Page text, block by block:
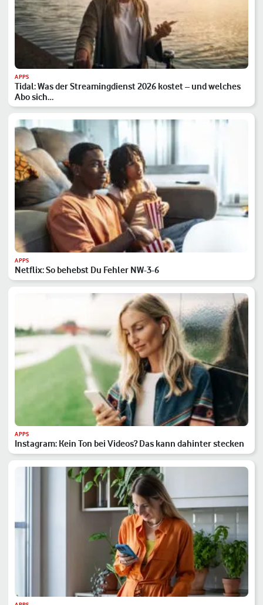
APPS
Tidal: Was der Streamingdienst 2026 kostet – und welches
Abo sich…
APPS
Netflix: So behebst Du Fehler NW-3-6
APPS
Instagram: Kein Ton bei Videos? Das kann dahinter stecken